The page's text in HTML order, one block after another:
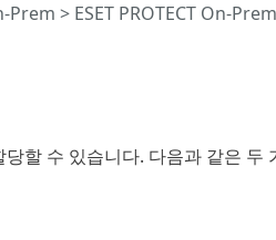
Prem > ESET PROTECT On-
당할 수 있습니다. 다음과 같은 두